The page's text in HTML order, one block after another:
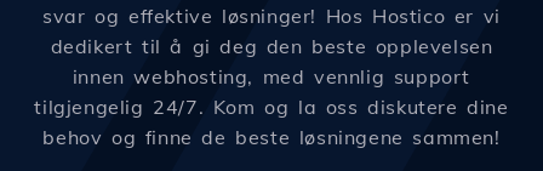
svar og effektive løsninger! Hos Hostico er vi
dedikert til å gi deg den beste opplevelsen
innen webhosting, med vennlig support
tilgjengelig 24/7. Kom og la oss diskutere dine
behov og finne de beste løsningene sammen!